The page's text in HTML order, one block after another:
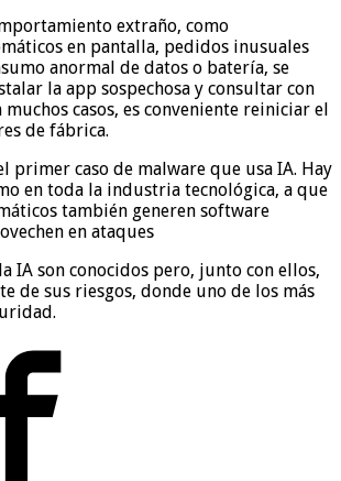
extraño, como
en pantalla, pedidos inusuales
anormal de datos o batería, se
la app sospechosa y consultar con
casos, es conveniente reiniciar el
de fábrica.
primer caso de malware que usa IA. Hay
en toda la industria tecnológica, a que
también generen software
en ataques
IA son conocidos pero, junto con ellos,
de sus riesgos, donde uno de los más